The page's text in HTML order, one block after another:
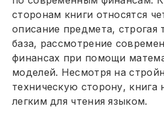
сторонам книги относятся
описание предмета, строгая
база, рассмотрение
финансах при помощи
моделей. Несмотря на
техническую сторону,
легким для чтения языком.